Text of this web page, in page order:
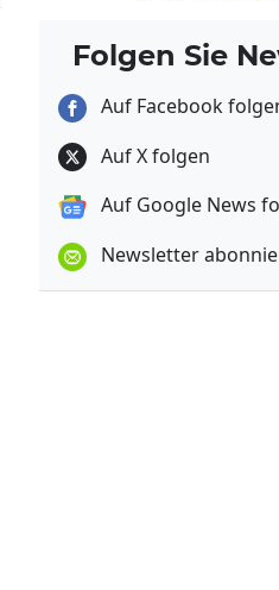
Folgen Sie
Auf Facebook
Auf X folgen
Auf Google News
Newsletter